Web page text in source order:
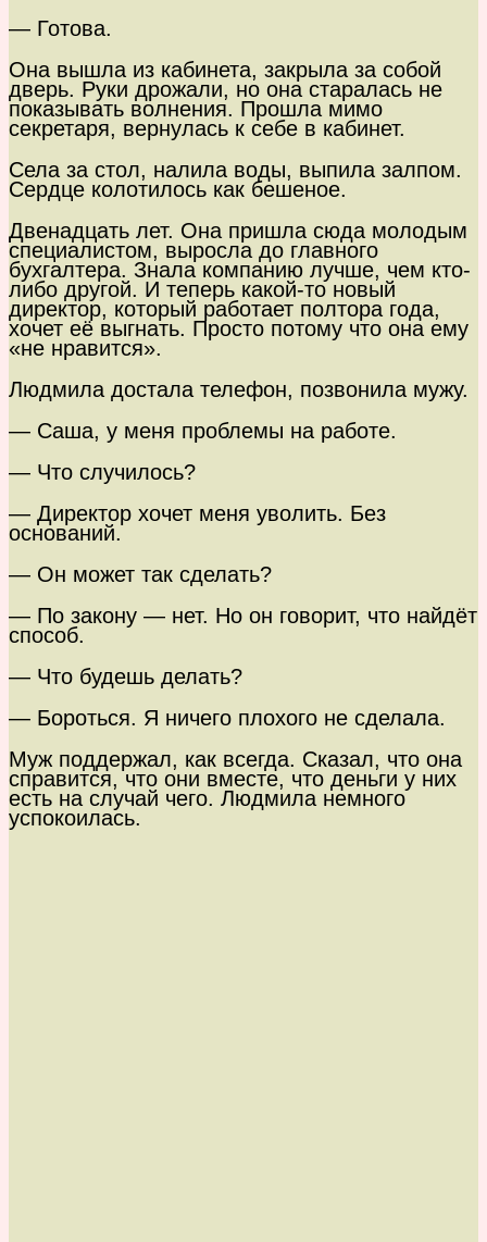
— Готова.
Она вышла из кабинета, закрыла за собой
дверь. Руки дрожали, но она старалась не
показывать волнения. Прошла мимо
секретаря, вернулась к себе в кабинет.
Села за стол, налила воды, выпила залпом.
Сердце колотилось как бешеное.
Двенадцать лет. Она пришла сюда молодым
специалистом, выросла до главного
бухгалтера. Знала компанию лучше, чем кто-
либо другой. И теперь какой-то новый
директор, который работает полтора года,
хочет её выгнать. Просто потому что она ему
«не нравится».
Людмила достала телефон, позвонила мужу.
— Саша, у меня проблемы на работе.
— Что случилось?
— Директор хочет меня уволить. Без
оснований.
— Он может так сделать?
— По закону — нет. Но он говорит, что найдёт
способ.
— Что будешь делать?
— Бороться. Я ничего плохого не сделала.
Муж поддержал, как всегда. Сказал, что она
справится, что они вместе, что деньги у них
есть на случай чего. Людмила немного
успокоилась.